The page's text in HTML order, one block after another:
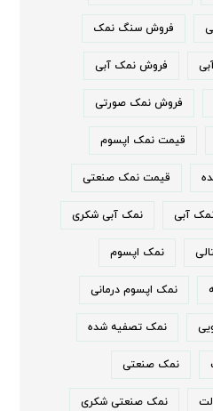
فروش سنگ نمک
فروش نمک آبی
فروش نمک صورتی
قیمت نمک اپسوم
قیمت نمک صنعتی
آبی نمک آبی شکری
نمک اپسوم
نمک اپسوم درمانی
نمک تصفیه شده
نمک صنعتی
نمک صنعتی شکری